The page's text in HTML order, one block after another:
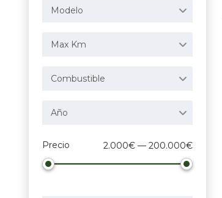
Modelo
Max Km
Combustible
Año
Precio 2.000€ — 200.000€